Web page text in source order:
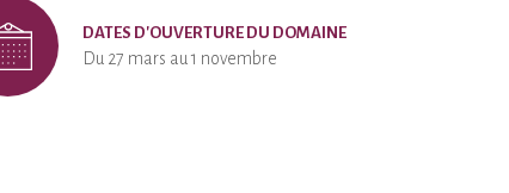
DATES D'OUVERTURE DU DOMAINE
Du 27 mars au 1 novembre